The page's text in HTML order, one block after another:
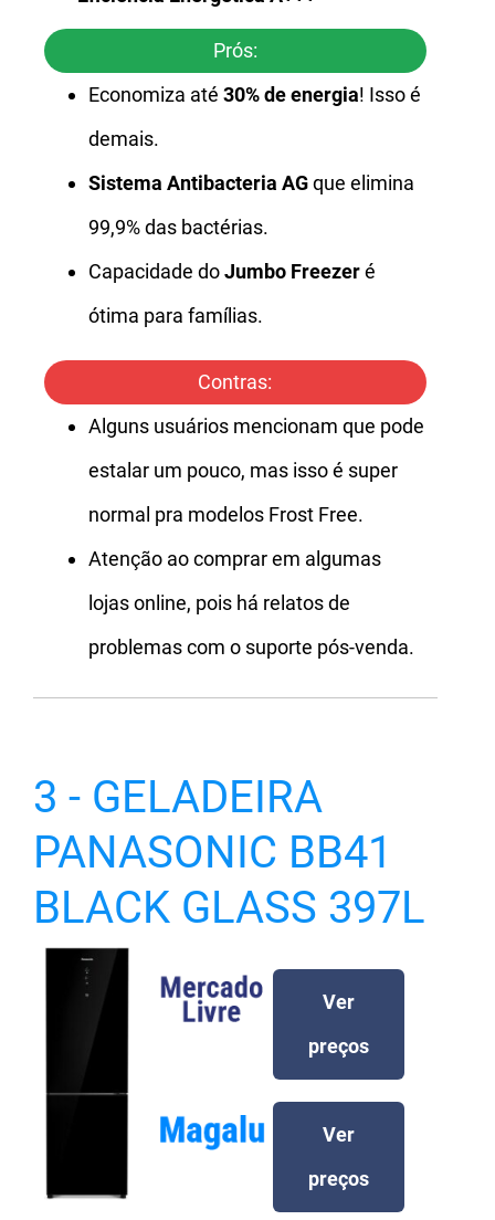
Prós:
Economiza até 30% de energia! Isso é
demais.
Sistema Antibacteria AGque elimina
99,9% das bactérias.
Capacidade doJumbo Freezeré
ótima para famílias.
Contras:
Alguns usuários mencionam que pode
estalar um pouco, mas isso é super
normal pra modelos Frost Free.
Atenção ao comprar em algumas
lojas online, pois há relatos de
problemas com o suporte pós-venda.
3 - GELADEIRA
PANASONIC BB41
BLACK GLASS 397L
Ver
preços
Ver
preços